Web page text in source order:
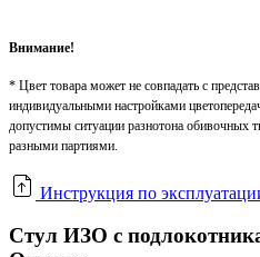
Внимание!
* Цвет товара может не совпадать с
индивидуальными настройками
допустимы ситуации разнотона обивочных
разными партиями.
Инструкция по
Стул ИЗО с